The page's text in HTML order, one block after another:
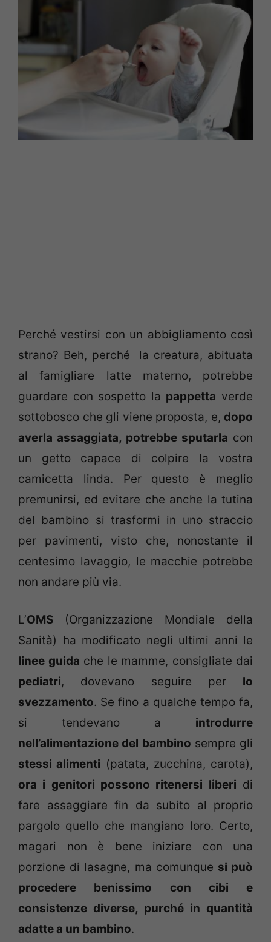
Perché vestirsi con un abbigliamento così
strano? Beh, perché la creatura, abituata
al famigliare latte materno, potrebbe
guardare con sospetto la pappetta verde
sottobosco che gli viene proposta, e, dopo
averla assaggiata, potrebbe sputarla con
un getto capace di colpire la vostra
camicetta linda. Per questo è meglio
premunirsi, ed evitare che anche la tutina
del bambino si trasformi in uno straccio
per pavimenti, visto che, nonostante il
centesimo lavaggio, le macchie potrebbe
non andare più via.
L’OMS (Organizzazione Mondiale della
Sanità) ha modificato negli ultimi anni le
linee guida che le mamme, consigliate dai
pediatri, dovevano seguire per lo
svezzamento. Se fino a qualche tempo fa,
si tendevano a introdurre
nell’alimentazione del bambino sempre gli
stessi alimenti (patata, zucchina, carota),
ora i genitori possono ritenersi liberi di
fare assaggiare fin da subito al proprio
pargolo quello che mangiano loro. Certo,
magari non è bene iniziare con una
porzione di lasagne, ma comunque si può
procedere benissimo con cibi e
consistenze diverse, purché in quantità
adatte a un bambino.